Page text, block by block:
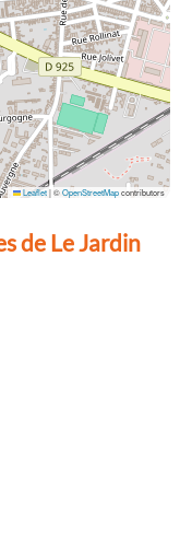
Leaflet|©OpenStreetMapcontributors
de Le Jardin